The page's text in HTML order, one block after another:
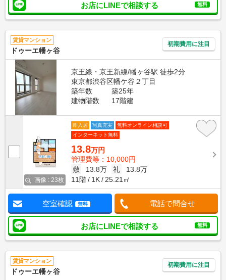
お店にLINEで相談する 無料
賃貸マンション
ドゥーエ幡ヶ谷
初期費用に注目
京王線・京王新線/幡ヶ谷駅 徒歩2分
東京都渋谷区幡ケ谷２丁目
築年数
築25年
建物階数
17階建
画像 : 23枚
即入居 写真充実
無料オンライン相談可
インターネット無料
13.8万円
管理費等：10,000円
敷
13.8万 礼
13.8万
11階
1K 25.21㎡
空室確認 無料 電話で問合せ
お店にLINEで相談する 無料
賃貸マンション
ドゥーエ幡ヶ谷
初期費用に注目